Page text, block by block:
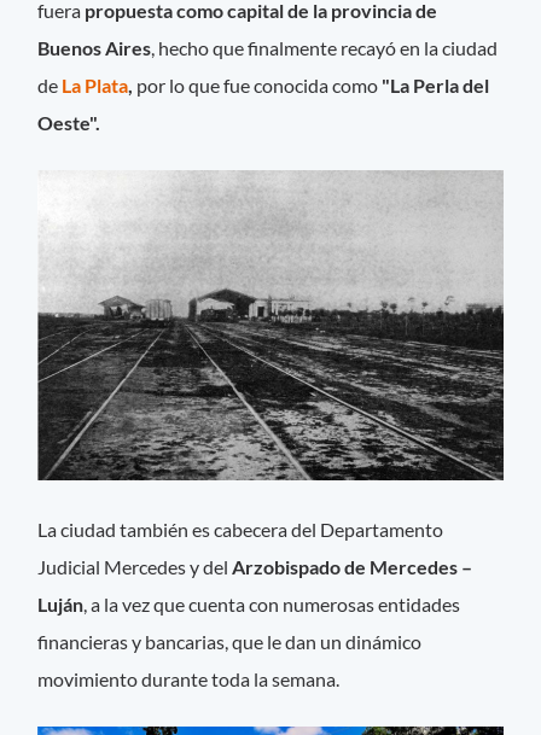
fuera propuesta como capital de la provincia de
Buenos Aires, hecho que finalmente recayó en la ciudad
de La Plata, por lo que fue conocida como "La Perla del
Oeste".
La ciudad también es cabecera del Departamento
Judicial Mercedes y del Arzobispado de Mercedes –
Luján , a la vez que cuenta con numerosas entidades
financieras y bancarias, que le dan un dinámico
movimiento durante toda la semana.